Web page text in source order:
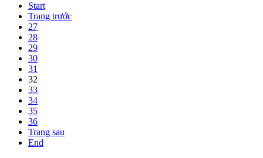
Start
Trang trước
27
28
29
30
31
32
33
34
35
36
Trang sau
End